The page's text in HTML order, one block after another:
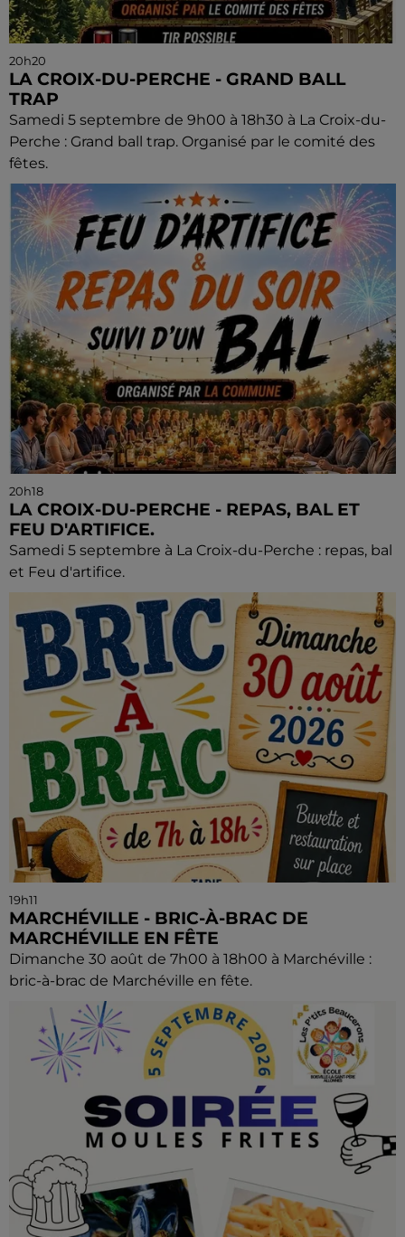
20h20
LA CROIX-DU-PERCHE - GRAND BALL
TRAP
Samedi 5 septembre de 9h00 à 18h30 à La Croix-du-
Perche : Grand ball trap. Organisé par le comité des
fêtes.
20h18
LA CROIX-DU-PERCHE - REPAS, BAL ET
FEU D'ARTIFICE.
Samedi 5 septembre à La Croix-du-Perche : repas, bal
et Feu d'artifice.
19h11
MARCHÉVILLE - BRIC-À-BRAC DE
MARCHÉVILLE EN FÊTE
Dimanche 30 août de 7h00 à 18h00 à Marchéville :
bric-à-brac de Marchéville en fête.